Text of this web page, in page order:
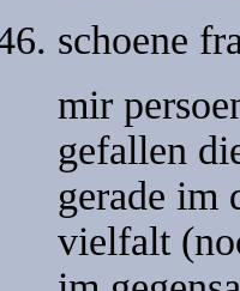
schoene
mir
gefallen
gerade im
vielfalt